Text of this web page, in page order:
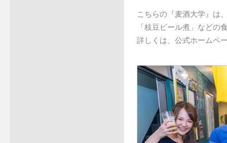
こちらの『麦酒大学』は
「枝豆ビール煮」などの
詳しくは、公式ホームペ